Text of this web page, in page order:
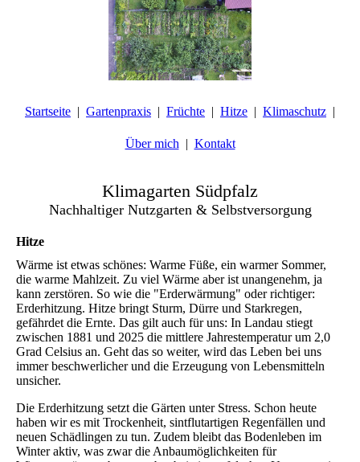
Startseite Gartenpraxis Früchte Hitze Klimaschutz
Über mich Kontakt
Klimagarten Südpfalz
Nachhaltiger Nutzgarten & Selbstversorgung
Hitze
Wärme ist etwas schönes: Warme Füße, ein warmer Sommer,
die warme Mahlzeit. Zu viel Wärme aber ist unangenehm, ja
kann zerstören. So wie die "Erderwärmung" oder richtiger:
Erderhitzung. Hitze bringt Sturm, Dürre und Starkregen,
gefährdet die Ernte. Das gilt auch für uns: In Landau stiegt
zwischen 1881 und 2025 die mittlere Jahrestemperatur um 2,0
Grad Celsius an. Geht das so weiter, wird das Leben bei uns
immer beschwerlicher und die Erzeugung von Lebensmitteln
unsicher.
Die Erderhitzung setzt die Gärten unter Stress. Schon heute
haben wir es mit Trockenheit, sintflutartigen Regenfällen und
neuen Schädlingen zu tun. Zudem bleibt das Bodenleben im
Winter aktiv, was zwar die Anbaumöglichkeiten für